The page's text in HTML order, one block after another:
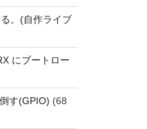
。(自作ライブ
にブートロー
す(GPIO) (68